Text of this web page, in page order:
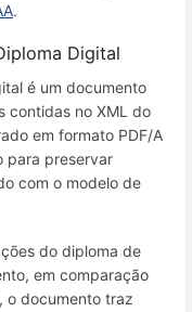
.
Digital
é um documento
contidas no XML do
em formato PDF/A
para preservar
com o modelo de
do diploma de
em comparação
o documento traz